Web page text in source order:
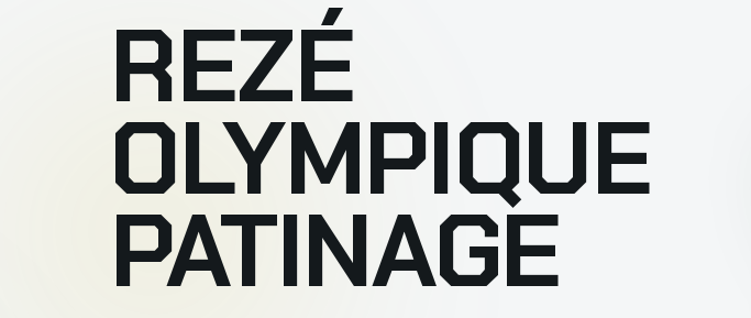
REZÉ
OLYMPIQUE
PATINAGE